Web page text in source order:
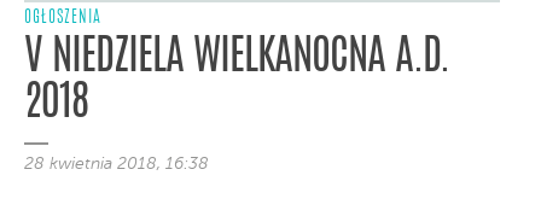
OGŁOSZENIA
V NIEDZIELA WIELKANOCNA A.D.
2018
28 kwietnia 2018, 16:38